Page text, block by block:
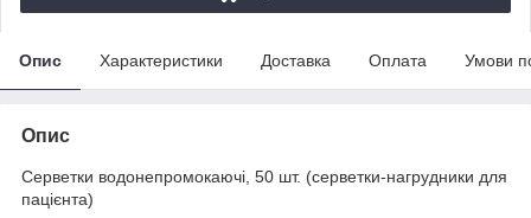
Опис Характеристики Доставка Оплата Умови
Опис
Серветки водонепромокаючі, 50 шт. (серветки-нагрудники для
пацієнта)